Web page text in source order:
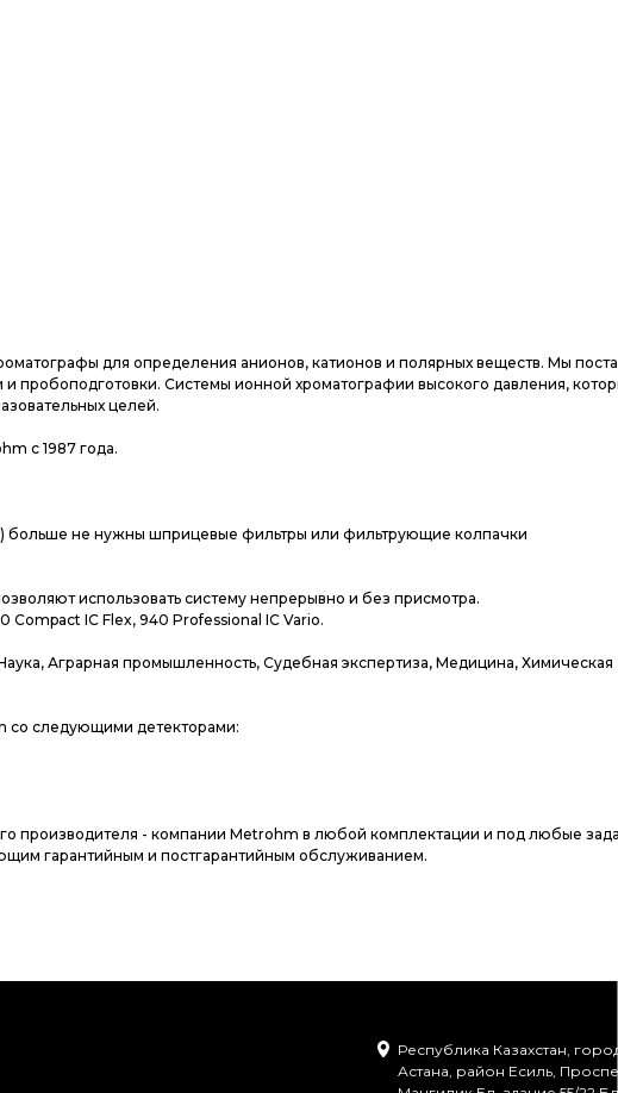
для определения анионов, катионов и полярных веществ. Мы
пробоподготовки. Системы ионной хроматографии высокого давления,
целей.
с 1987 года.
больше не нужны шприцевые фильтры или фильтрующие колпачки
использовать систему непрерывно и без присмотра.
IC Flex, 940 Professional IC Vario.
Аграрная промышленность, Судебная экспертиза, Медицина, Химическая
со следующими детекторами:
производителя - компании Metrohm в любой комплектации и под любые
гарантийным и постгарантийным обслуживанием.
Республика Казахстан,
Астана, район Есиль,